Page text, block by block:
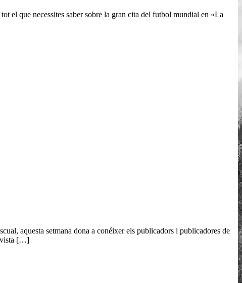
el que necessites saber sobre la gran cita del futbol mundial en «La
aquesta setmana dona a conéixer els publicadors i publicadores de
[…]